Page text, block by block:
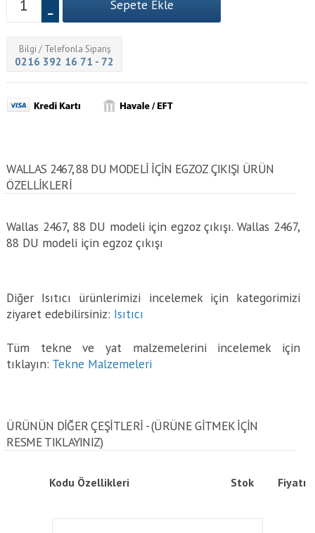
Bilgi / Telefonla Sipariş
0216 392 16 71 - 72
WALLAS 2467, 88 DU MODELI IÇIN EGZOZ ÇIKIŞI ÜRÜN
ÖZELLİKLERİ
Wallas 2467, 88 DU modeli için egzoz çıkışı. Wallas 2467,
88 DU modeli için egzoz çıkışı
Diğer Isıtıcı ürünlerimizi incelemek için kategorimizi
ziyaret edebilirsiniz: Isıtıcı
Tüm tekne ve yat malzemelerini incelemek için
tıklayın: Tekne Malzemeleri
ÜRÜNÜN DİĞER ÇEŞİTLERİ - (ÜRÜNE GITMEK IÇIN
RESME TIKLAYINIZ)
Kodu Özellikleri Stok Fiyatı